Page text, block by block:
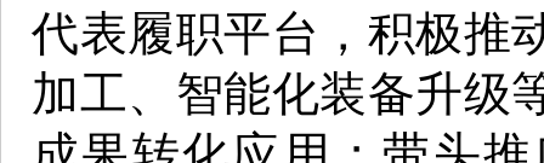
代表履职平台，积极推
加工、智能化装备升级